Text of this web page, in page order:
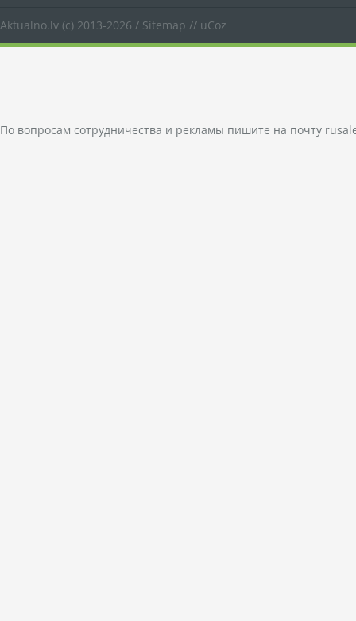
Aktualno.lv (c) 2013-2026 / Sitemap // uCoz
По вопросам сотрудничества и рекламы пишите на почту